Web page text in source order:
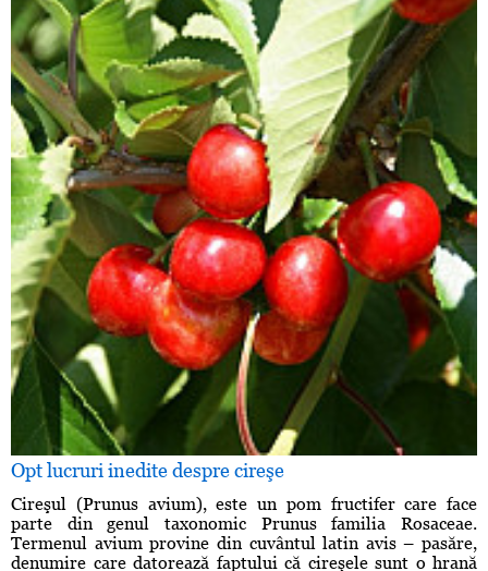
Opt lucruri inedite despre cireşe
Cireşul (Prunus avium), este un pom fructifer care face
parte din genul taxonomic Prunus familia Rosaceae.
Termenul avium provine din cuvântul latin avis – pasăre,
denumire care datorează faptului că cireşele sunt o hrană